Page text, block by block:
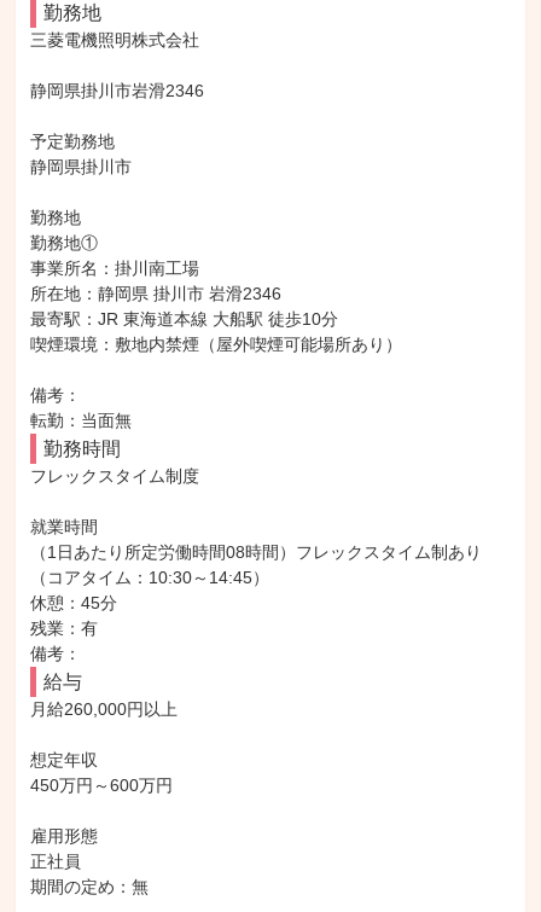
勤務地
三菱電機照明株式会社
静岡県掛川市岩滑2346
予定勤務地
静岡県掛川市
勤務地
勤務地①
事業所名：掛川南工場
所在地：静岡県 掛川市 岩滑2346
最寄駅：JR 東海道本線 大船駅 徒歩10分
喫煙環境：敷地内禁煙（屋外喫煙可能場所あり）
備考：
転勤：当面無
勤務時間
フレックスタイム制度
就業時間
（1日あたり所定労働時間08時間）フレックスタイム制あり
（コアタイム：10:30～14:45）
休憩：45分
残業：有
備考：
給与
月給260,000円以上
想定年収
450万円～600万円
雇用形態
正社員
期間の定め：無